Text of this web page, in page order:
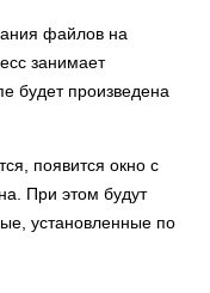
файлов на
занимает
будет произведена
появится окно с
При этом будут
установленные по